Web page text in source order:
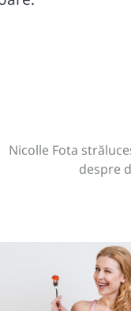
Nicolle Fota
despre